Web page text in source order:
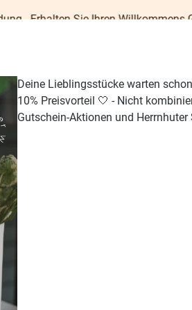
Sie Ihren Willkommens-Gutschein
Deine Lieblingsstücke warten
10% Preisvorteil 🤍 - Nicht
Gutschein-Aktionen und Herrnhuter